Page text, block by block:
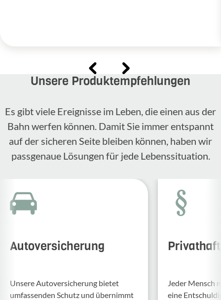
Unsere Produktempfehlungen
Es gibt viele Ereignisse im Leben, die einen aus der
Bahn werfen können. Damit Sie immer entspannt
auf der sicheren Seite bleiben können, haben wir
passgenaue Lösungen für jede Lebenssituation.
Autoversicherung
Unsere Auto­ver­si­che­rung bietet
umfas­senden Schutz und über­nimmt
Jeder Mensch
eine